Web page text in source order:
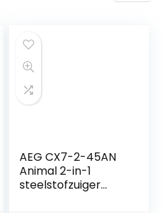
AEG CX7-2-45AN
Animal 2-in-1
steelstofzuiger